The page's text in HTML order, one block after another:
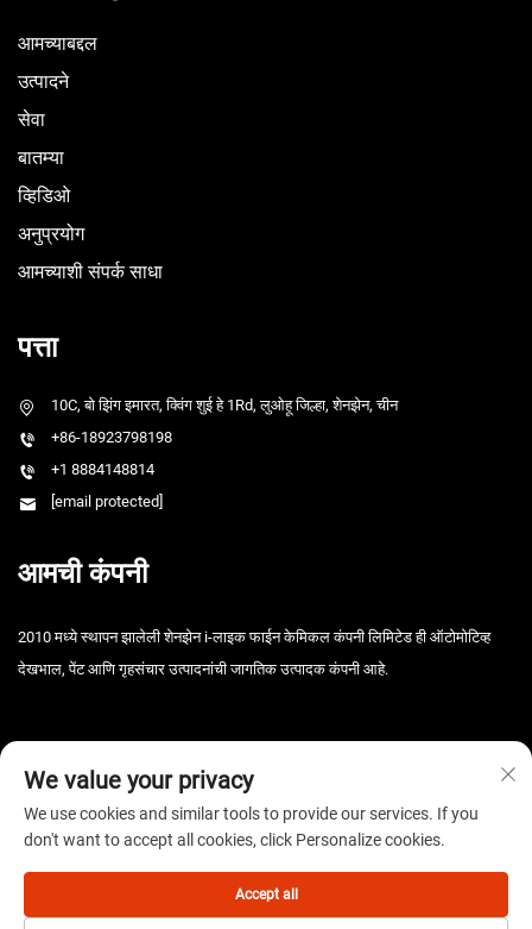
आमच्याबद्दल
उत्पादने
सेवा
बातम्या
व्हिडिओ
अनुप्रयोग
आमच्याशी संपर्क साधा
पत्ता
10C, बो झिंग इमारत, क्विंग शुई हे 1Rd, लुओहू जिल्हा, शेनझेन, चीन
+86-18923798198
+1 8884148814
[email protected]
आमची कंपनी
2010 मध्ये स्थापन झालेली शेनझेन i-लाइक फाईन केमिकल कंपनी लिमिटेड ही ऑटोमोटिव्ह
देखभाल, पेंट आणि गृहसंचार उत्पादनांची जागतिक उत्पादक कंपनी आहे.
कॉपीराइट © 2025 शेनझेन आय-लाइक फाइन केमिकल कंपनी लिमिटेड. सर्व हक्क राखीव. -
We value your privacy
We use cookies and similar tools to provide our services. If you
don't want to accept all cookies, click Personalize cookies.
Accept all